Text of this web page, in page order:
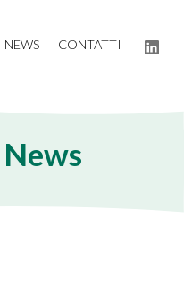
NEWS CONTATTI
News